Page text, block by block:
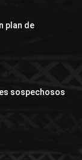
plan de
sospechosos